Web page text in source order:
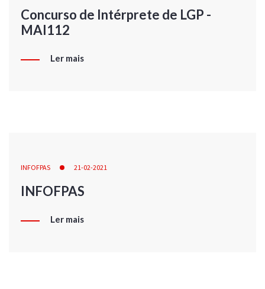
Concurso de Intérprete de LGP -
MAI112
Ler mais
INFOFPAS 21-02-2021
INFOFPAS
Ler mais